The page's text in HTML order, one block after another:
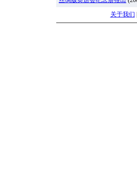
关于我们